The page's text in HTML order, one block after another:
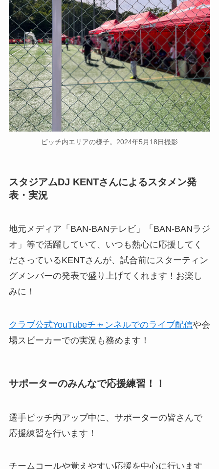
ピッチ内エリアの様子。2024年5月18日撮影
スタジアムDJ KENTさんによるスタメン発
表・実況
地元メディア「BAN-BANテレビ」「BAN-BANラジ
オ」等で活躍していて、いつも熱心に応援してく
ださっているKENTさんが、試合前にスターティン
グメンバーの発表で盛り上げてくれます！お楽し
みに！
クラブ公式YouTubeチャンネルでのライブ配信や会
場スピーカーでの実況も務めます！
サポーターのみんなで応援練習！！
選手ピッチ内アップ中に、サポーターの皆さんで
応援練習を行います！
チームコールや覚えやすい応援を中心に行います